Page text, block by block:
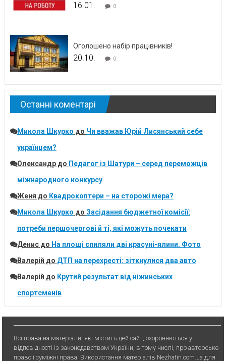
16.01. 0
Оголошено набір працівників!
20.10. 0
Останні коментарі
Микола Шкурко до Чи вважав Юрій Лисянський себе
українцем?
Олександрдо Педагог із Шатури – серед переможців
міжнародного конкурсу
Женя до Квадрокоптери – на сторожі мера?
Микола Шкурко до Засідання бюджетної комісії:
потреби першочергові й ті, які можуть почекати
Денисдо На площі спиляли дві красуні-ялини. Фото
Валерій до ДТП на перехресті: зіткнулися два авто
Валерій до Крутий результат від ніжинських
спортсменів
Всі права на матеріали, які містить цей сайт, охороняються у
відповідності із законодавством України, в тому числі, про авторське
право і суміжні права. Використання матерiалiв Nezhatin.com.ua для